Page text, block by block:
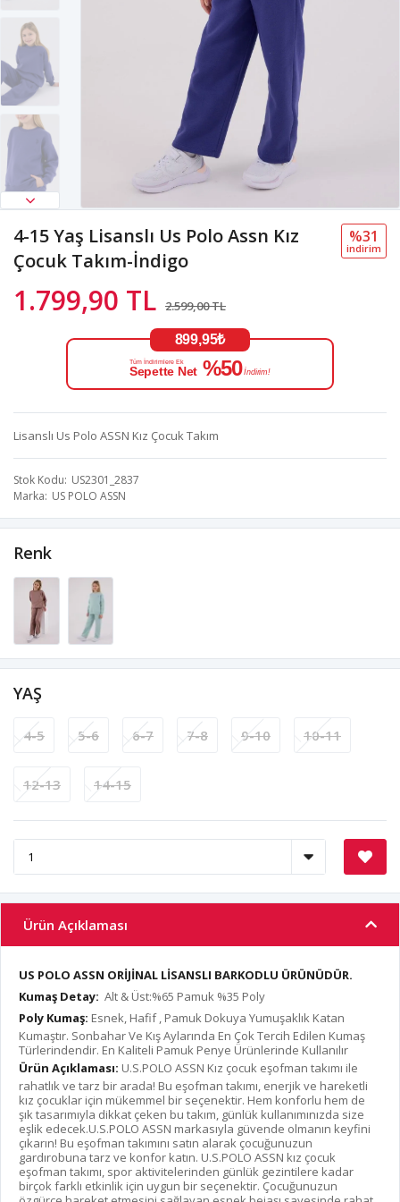
4-15 Yaş Lisanslı Us Polo Assn Kız
Çocuk Takım-İndigo
1.799,90 TL 2.599,00 TL
%31
i̇ndi̇ri̇m
899,95₺
Tüm İndirimlere Ek
Sepette Net %50 İndirim!
Lisanslı Us Polo ASSN Kız Çocuk Takım
Stok Kodu US2301_2837
Marka US POLO ASSN
Renk
YAŞ
4-5 5-6 6-7 7-8 9-10 10-11
12-13 14-15
Ürün Açıklaması
US POLO ASSN ORİJİNAL LİSANSLI BARKODLU ÜRÜNÜDÜR.
Kumaş Detay: Alt & Üst:%65 Pamuk %35 Poly
Poly Kumaş: Esnek, Hafif , Pamuk Dokuya Yumuşaklık Katan
Kumaştır. Sonbahar Ve Kış Aylarında En Çok Tercih Edilen Kumaş
Türlerindendir. En Kaliteli Pamuk Penye Ürünlerinde Kullanılır
Ürün Açıklaması: U.S.POLO ASSN Kız çocuk eşofman takımı ile
rahatlık ve tarz bir arada! Bu eşofman takımı, enerjik ve hareketli
kız çocuklar için mükemmel bir seçenektir. Hem konforlu hem de
şık tasarımıyla dikkat çeken bu takım, günlük kullanımınızda size
eşlik edecek.U.S.POLO ASSN markasıyla güvende olmanın keyfini
çıkarın! Bu eşofman takımını satın alarak çocuğunuzun
gardırobuna tarz ve konfor katın. U.S.POLO ASSN kız çocuk
eşofman takımı, spor aktivitelerinden günlük gezintilere kadar
birçok farklı etkinlik için uygun bir seçenektir. Çocuğunuzun